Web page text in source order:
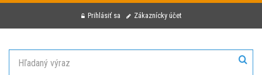
Prihlásiť sa Zákaznícky účet